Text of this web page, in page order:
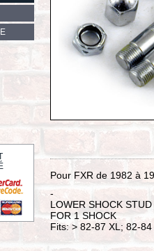
Pour FXR de 1982 à
-
LOWER SHOCK
FOR 1 SHOCK
Fits: > 82-87 XL; 82-